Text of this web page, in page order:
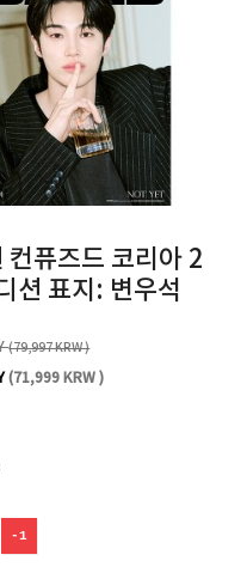
퓨즈드 코리아 2
션 표지: 변우석
(79,997 KRW )
(71,999 KRW )
-1